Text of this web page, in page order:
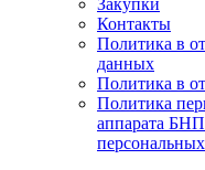
Закупки
Контакты
Политика в
данных
Политика в
Политика
аппарата